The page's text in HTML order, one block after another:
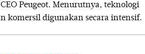
Peugeot. Menurutnya, teknologi
komersil digunakan secara intensif.